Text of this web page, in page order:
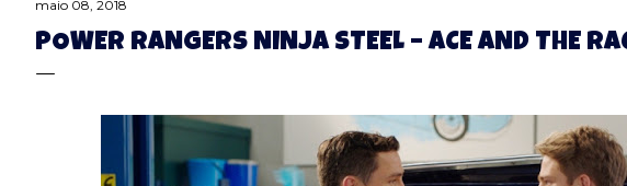
maio 08, 2018
POWER RANGERS NINJA STEEL – ACE AND THE